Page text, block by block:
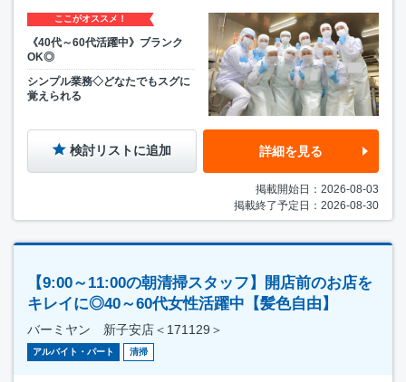
ここがオススメ！
《40代～60代活躍中》ブランク
OK◎
シンプル業務◇どなたでもスグに
覚えられる
検討リストに追加 詳細を見る
掲載開始日：2026-08-03
掲載終了予定日：2026-08-30
【9:00～11:00の朝清掃スタッフ】開店前のお店を
キレイに◎40～60代女性活躍中【髪色自由】
バーミヤン 新子安店＜171129＞
アルバイト・パート 清掃